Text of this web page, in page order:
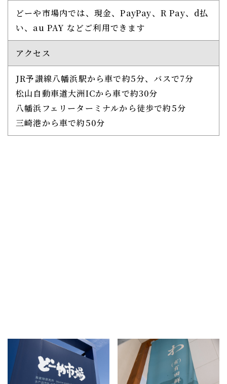
どーや市場内では、現金、PayPay、R Pay、d払
い、au PAY などご利用できます
アクセス
JR予讃線八幡浜駅から車で約5分、バスで7分
松山自動車道大洲ICから車で約30分
八幡浜フェリーターミナルから徒歩で約5分
三崎港から車で約50分